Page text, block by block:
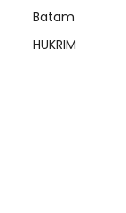
Batam
HUKRIM